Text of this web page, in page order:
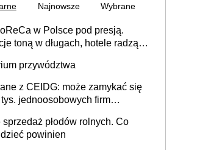
Najnowsze Wybrane
w Polsce pod presją.
toną w długach, hotele radzą
przywództwa
z CEIDG: może zamykać się
jednoosobowych firm
sprzedaż płodów rolnych. Co
powinien